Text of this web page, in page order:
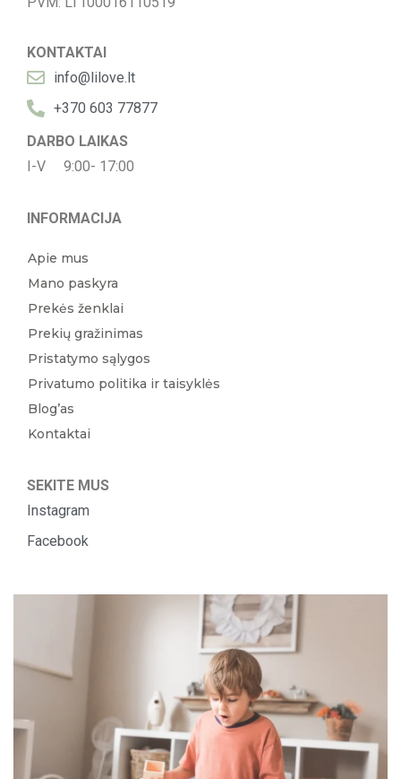
KONTAKTAI
info@lilove.lt
+370 603 77877
DARBO LAIKAS
I-V 9:00- 17:00
INFORMACIJA
Apie mus
Mano paskyra
Prekės ženklai
Prekių gražinimas
Pristatymo sąlygos
Privatumo politika ir taisyklės
Blog’as
Kontaktai
SEKITE MUS
Instagram
Facebook